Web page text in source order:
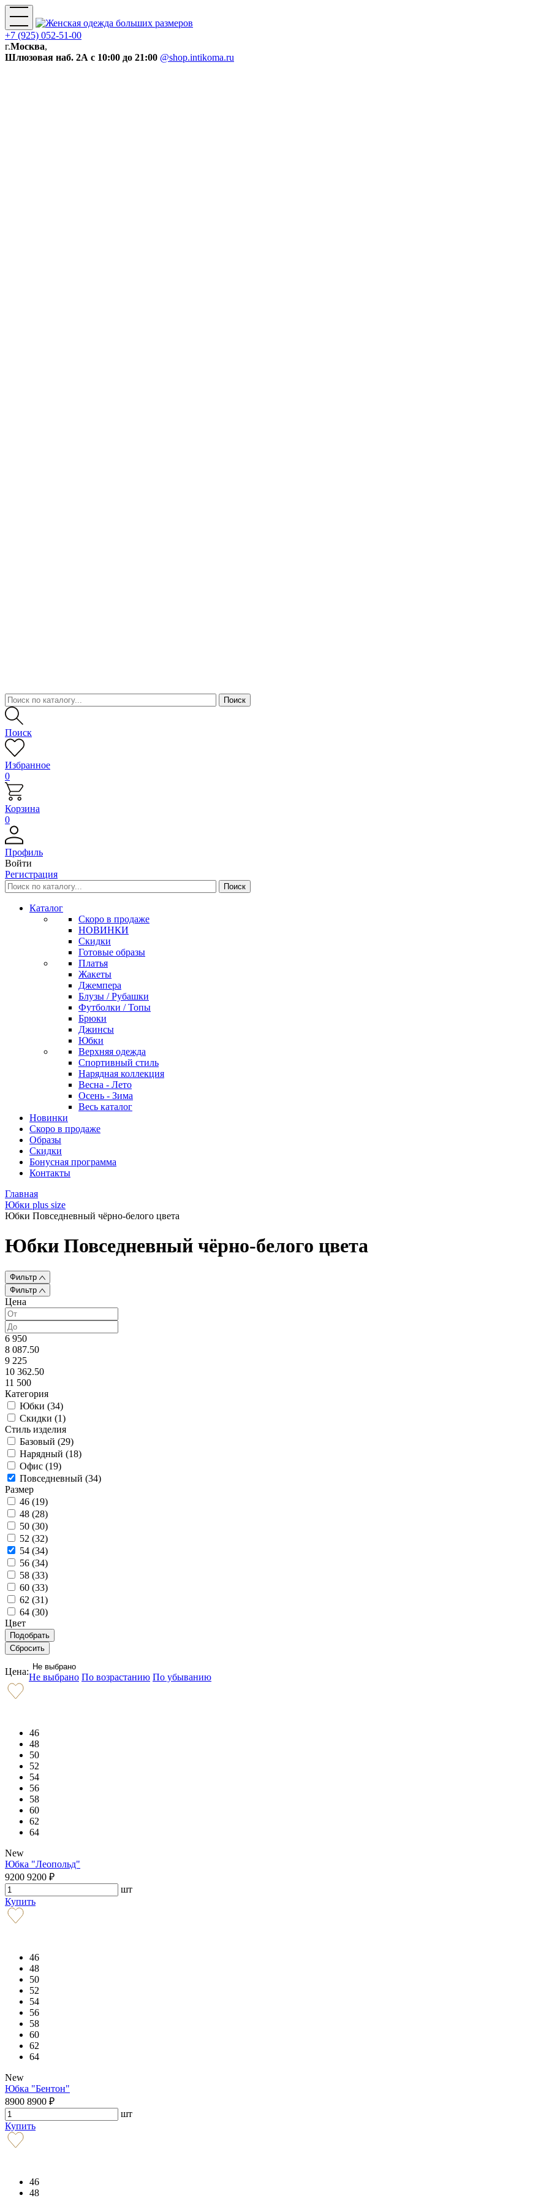
+7 (925) 052-51-00
г.Москва,
Шлюзовая наб. 2А с 10:00 до 21:00 @shop.intikoma.ru
Поиск
Избранное
0
Корзина
0
Профиль
Войти
Регистрация
Каталог
Скоро в продаже
НОВИНКИ
Скидки
Готовые образы
Платья
Жакеты
Джемпера
Блузы / Рубашки
Футболки / Топы
Брюки
Джинсы
Юбки
Верхняя одежда
Спортивный стиль
Нарядная коллекция
Весна - Лето
Осень - Зима
Весь каталог
Новинки
Скоро в продаже
Образы
Скидки
Бонусная программа
Контакты
Главная
Юбки plus size
Юбки Повседневный чёрно-белого цвета
Юбки Повседневный чёрно-белого цвета
Фильтр
Фильтр
Цена
6 950
8 087.50
9 225
10 362.50
11 500
Категория
Юбки (34)
Скидки (1)
Стиль изделия
Базовый (29)
Нарядный (18)
Офис (19)
Повседневный (34)
Размер
46 (19)
48 (28)
50 (30)
52 (32)
54 (34)
56 (34)
58 (33)
60 (33)
62 (31)
64 (30)
Цвет
Цена: Не выбрано
Не выбрано По возрастанию По убыванию
46
48
50
52
54
56
58
60
62
64
New
Юбка "Леопольд"
9200 9200 ₽
шт
Купить
46
48
50
52
54
56
58
60
62
64
New
Юбка "Бентон"
8900 8900 ₽
шт
Купить
46
48